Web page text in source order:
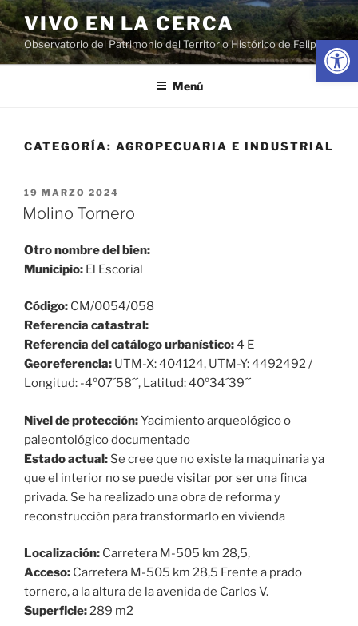
Abrir
Saltar
al
contenido
VIVO EN LA CERCA
Observatorio del Patrimonio del Territorio Histórico de Felipe II
Menú
CATEGORÍA: AGROPECUARIA E INDUSTRIAL
PUBLICADO
EL
19 MARZO 2024
Molino Tornero
Otro nombre del bien:
Municipio: El Escorial
Código: CM/0054/058
Referencia catastral:
Referencia del catálogo urbanístico:4 E
Georeferencia: UTM-X: 404124, UTM-Y: 4492492 /
Longitud: -4º07´58´´, Latitud: 40º34´39´´
Nivel de protección:Yacimiento arqueológico o
paleontológico documentado
Estado actual: Se cree que no existe la maquinaria ya
que el interior no se puede visitar por ser una finca
privada. Se ha realizado una obra de reforma y
reconstrucción para transformarlo en vivienda
Localización: Carretera M-505 km 28,5,
Acceso: Carretera M-505 km 28,5 Frente a prado
tornero, a la altura de la avenida de Carlos V.
Superficie:289 m2